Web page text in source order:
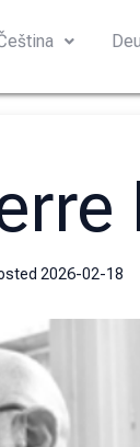
2026-02-18